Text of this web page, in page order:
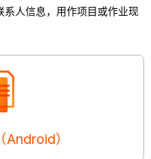
系人信息，用作项目或作业现
）